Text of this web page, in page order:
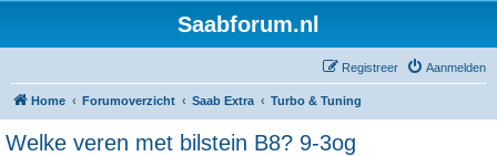
Saabforum.nl
Aanmelden
Registreer
Home Forumoverzicht Saab Extra Turbo & Tuning
Welke veren met bilstein B8? 9-3og